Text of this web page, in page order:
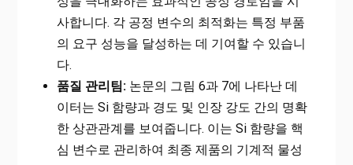
사합니다. 각 공정 변수의 최적화는 특정 부품
의 요구 성능을 달성하는 데 기여할 수 있습니
다.
품질 관리팀:논문의 그림 6과 7에 나타난 데
이터는 Si 함량과 경도 및 인장 강도 간의 명확
한 상관관계를 보여줍니다. 이는 Si 함량을 핵
심 변수로 관리하여 최종 제품의 기계적 물성